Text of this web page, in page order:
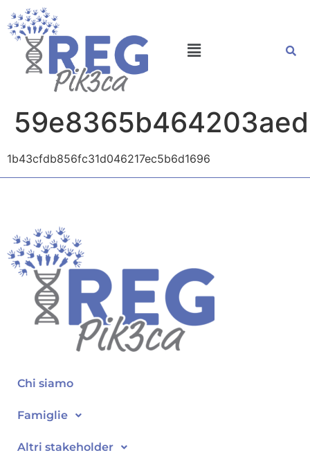
1b43cfdb856fc31d046217ec5b6d1696
Chi siamo
Famiglie
Altri stakeholder